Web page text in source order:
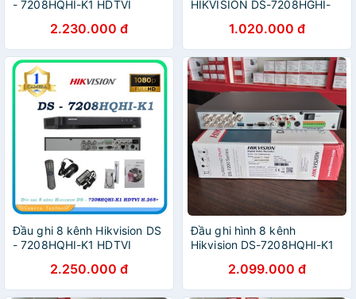
- 7208HQHI-K1 HDTVI
2.230.000 đ
HIKVISION DS-7208HGHI-
1.020.000 đ
Đầu ghi 8 kênh Hikvision DS
- 7208HQHI-K1 HDTVI
2.250.000 đ
Đầu ghi hình 8 kênh
Hikvision DS-7208HQHI-K1
2.099.000 đ